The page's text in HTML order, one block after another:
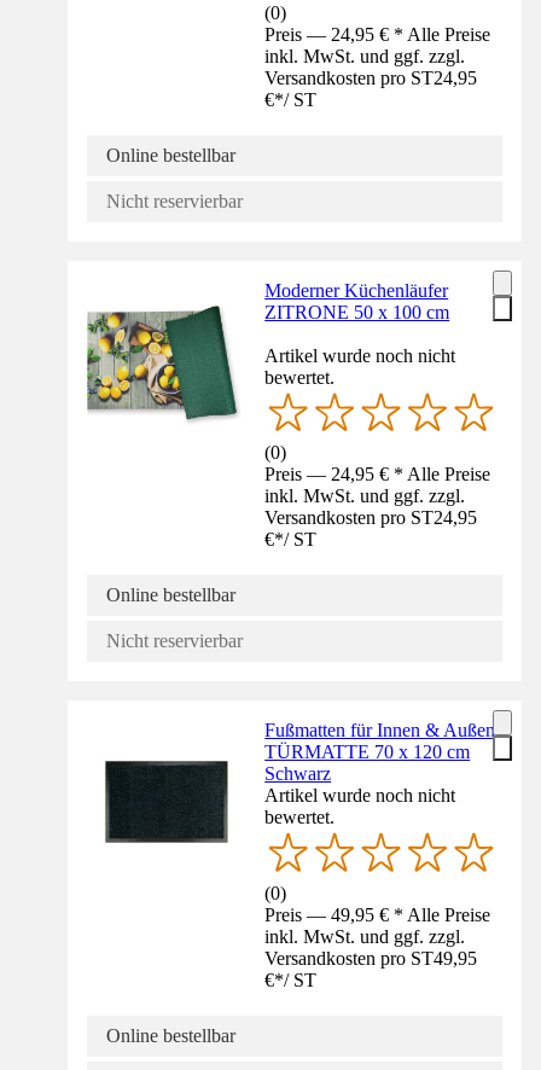
(0)
Preis — 24,95 € * Alle Preise
inkl. MwSt. und ggf. zzgl.
Versandkosten pro ST24,95
€*/ ST
Online bestellbar
Nicht reservierbar
Moderner Küchenläufer
ZITRONE 50 x 100 cm
Artikel wurde noch nicht
bewertet.
(0)
Preis — 24,95 € * Alle Preise
inkl. MwSt. und ggf. zzgl.
Versandkosten pro ST24,95
€*/ ST
Online bestellbar
Nicht reservierbar
Fußmatten für Innen & Außen
TÜRMATTE 70 x 120 cm
Schwarz
Artikel wurde noch nicht
bewertet.
(0)
Preis — 49,95 € * Alle Preise
inkl. MwSt. und ggf. zzgl.
Versandkosten pro ST49,95
€*/ ST
Online bestellbar